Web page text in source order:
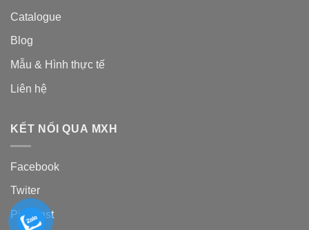
Catalogue
Blog
Mẫu & Hình thực tế
Liên hệ
KẾT NỐI QUA MXH
Facebook
Twiter
Pinterest